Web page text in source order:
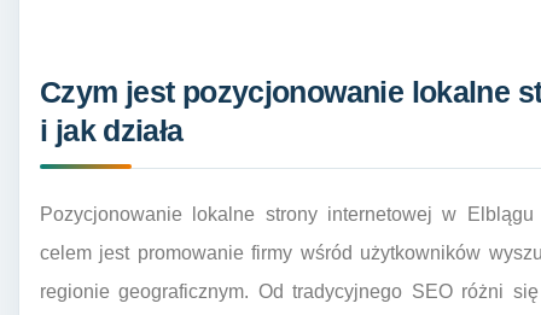
Czym jest pozycjonowanie lokalne
i jak działa
Pozycjonowanie lokalne strony internetowej w
celem jest promowanie firmy wśród użytkowników
regionie geograficznym. Od tradycyjnego SEO różni